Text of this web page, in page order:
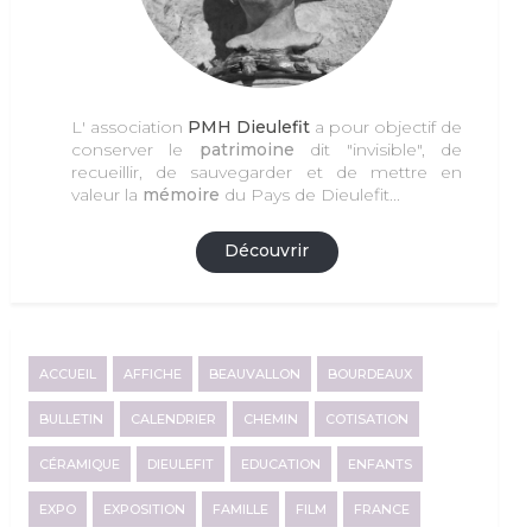
L' association PMH Dieulefit a pour objectif de
conserver le patrimoine dit "invisible", de
recueillir, de sauvegarder et de mettre en
valeur la mémoire du Pays de Dieulefit...
Découvrir
ACCUEIL AFFICHE BEAUVALLON BOURDEAUX
BULLETIN CALENDRIER CHEMIN COTISATION
CÉRAMIQUE DIEULEFIT EDUCATION ENFANTS
EXPO EXPOSITION FAMILLE FILM FRANCE